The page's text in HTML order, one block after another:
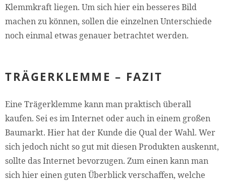
Klemmkraft liegen. Um sich hier ein besseres Bild
machen zu können, sollen die einzelnen Unterschiede
noch einmal etwas genauer betrachtet werden.
TRÄGERKLEMME – FAZIT
Eine Trägerklemme kann man praktisch überall
kaufen. Sei es im Internet oder auch in einem großen
Baumarkt. Hier hat der Kunde die Qual der Wahl. Wer
sich jedoch nicht so gut mit diesen Produkten auskennt,
sollte das Internet bevorzugen. Zum einen kann man
sich hier einen guten Überblick verschaffen, welche